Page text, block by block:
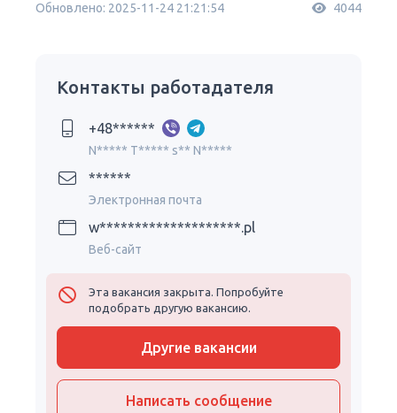
Обновлено: 2025-11-24 21:21:54 4044
Контакты работадателя
+48******
N***** T***** s** N*****
******
Электронная почта
w********************.pl
Веб-сайт
Эта вакансия закрыта. Попробуйте
подобрать другую вакансию.
Другие вакансии
Написать сообщение